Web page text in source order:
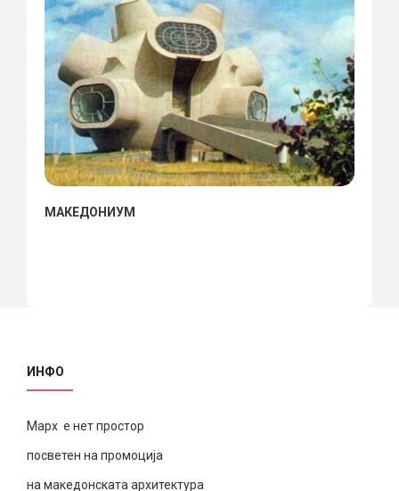
МАКЕДОНИУМ
ИНФО
Марх е нет простор
посветен на промоција
на македонската архитектура